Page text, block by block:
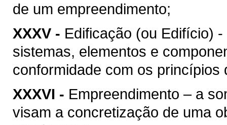
de um empreendimento;
XXXV - Edificação (ou Edifício)
sistemas, elementos e
conformidade com os
XXXVI - Empreendimento – a
visam a concretização de uma